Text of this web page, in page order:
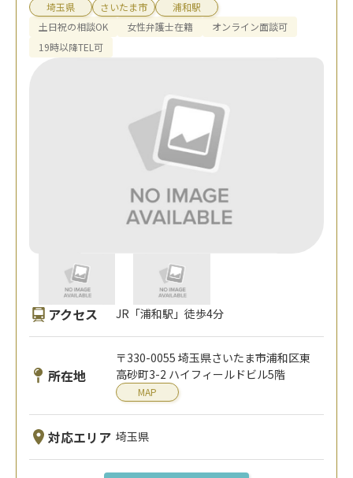
埼玉県 さいたま市
浦和駅
土日祝の相談OK
女性弁護士在籍
オンライン面談可
19時以降TEL可
アクセス JR「浦和駅」徒歩4分
所在地
〒330-0055 埼玉県さいたま市浦和区東
高砂町3-2 ハイフィールドビル5階
MAP
対応エリア 埼玉県